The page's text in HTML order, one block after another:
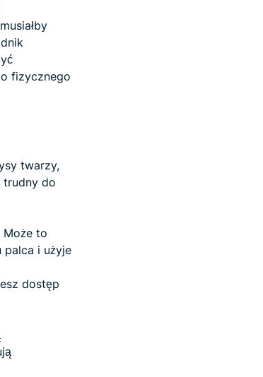
fizycznego
twarzy,
trudny do
Może to
palca i użyje
dostęp